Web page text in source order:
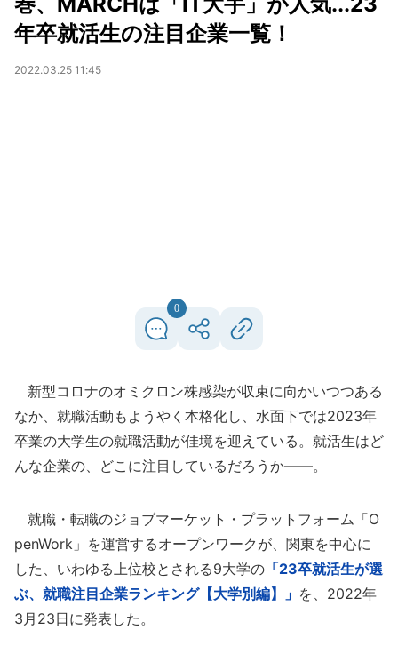
年卒就活生の注目企業一覧！
2022.03.25 11:45
0
新型コロナのオミクロン株感染が収束に向かいつつある
なか、就職活動もようやく本格化し、水面下では2023年
卒業の大学生の就職活動が佳境を迎えている。就活生はど
んな企業の、どこに注目しているだろうか――。
就職・転職のジョブマーケット・プラットフォーム「O
penWork」を運営するオープンワークが、関東を中心に
した、いわゆる上位校とされる9大学の 「23卒就活生が選
ぶ、就職注目企業ランキング【大学別編】」 を、2022年
3月23日に発表した。